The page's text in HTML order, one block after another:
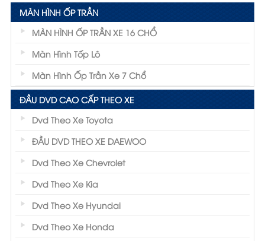
MÀN HÌNH ỐP TRẦN
MÀN HÌNH ỐP TRẦN XE 16 CHỔ
Màn Hình Tốp Lô
Màn Hình Ốp Trần Xe 7 Chổ
ĐẦU DVD CAO CẤP THEO XE
Dvd Theo Xe Toyota
ĐẦU DVD THEO XE DAEWOO
Dvd Theo Xe Chevrolet
Dvd Theo Xe Kia
Dvd Theo Xe Hyundai
Dvd Theo Xe Honda